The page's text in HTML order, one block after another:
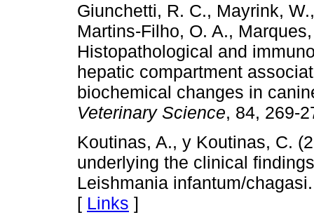
Giunchetti, R. C., Mayrink,
Martins-Filho, O. A.,
Histopathological and
hepatic compartment
biochemical changes in
Veterinary Science, 84, 269-
Koutinas, A., y Koutinas, C.
underlying the clinical
Leishmania infantum/
[ Links ]